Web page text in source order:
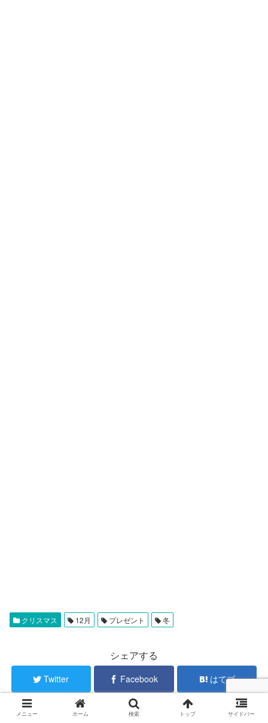
クリスマス 12月 プレゼント 冬
シェアする
Twitter Facebook はてブ
LINE コピー
メニュー ホーム 検索 トップ サイドバー